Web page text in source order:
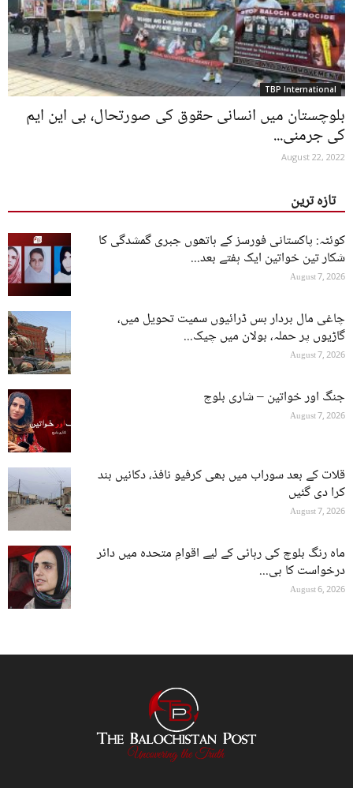
TBP International
بلوچستان میں انسانی حقوق کی صورتحال، بی این ایم
کی جرمنی...
August 22, 2022
تازہ ترین
کوئٹہ: پاکستانی فورسز کے ہاتھوں جبری گمشدگی کا
شکار تین خواتین ایک ہفتے بعد...
August 7, 2026
چاغی مال بردار بس ڈرائیوں سمیت تحویل میں،
گاڑیوں پر حملہ، بولان میں چیک...
August 7, 2026
جنگ اور خواتین – شاری بلوچ
August 7, 2026
قلات کے بعد سوراب میں بھی کرفیو نافذ، دکانیں بند
کرا دی گئیں
August 7, 2026
ماہ رنگ بلوچ کی رہائی کے لیے اقوامِ متحدہ میں دائر
درخواست کا بی...
August 6, 2026